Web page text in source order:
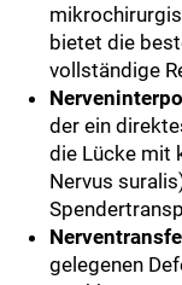
bietet die
vollständige
der ein
die Lücke mit
Nervus
gelegenen